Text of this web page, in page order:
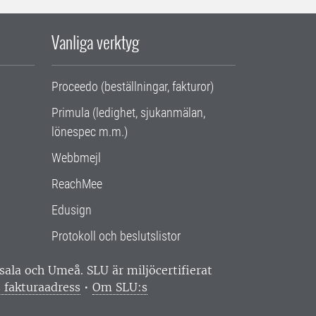
Vanliga verktyg
Proceedo (beställningar, fakturor)
Primula (ledighet, sjukanmälan,
lönespec m.m.)
Webbmejl
ReachMee
Edusign
Protokoll och beslutslistor
och Umeå. SLU är miljöcertifierat
fakturaadress • Om SLU:s